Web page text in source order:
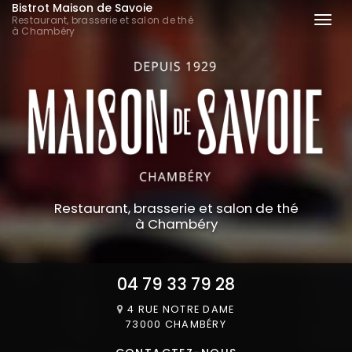
Aller
au
Bistrot Maison de Savoie
Restaurant, brasserie et salon de thé
à Chambéry
Restaurant, brasserie et salon de thé
à Chambéry
04 79 33 79 28
4 RUE NOTRE DAME
73000 CHAMBÉRY